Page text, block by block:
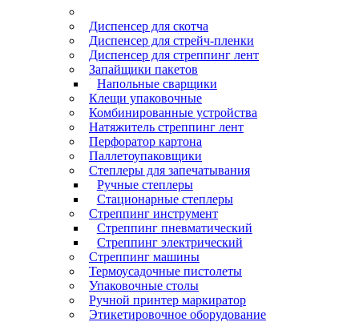
Диспенсер для скотча
Диспенсер для стрейч-пленки
Диспенсер для стреппинг лент
Запайщики пакетов
Напольные сварщики
Клещи упаковочные
Комбинированные устройства
Натяжитель стреппинг лент
Перфоратор картона
Паллетоупаковщики
Степлеры для запечатывания
Ручные степлеры
Стационарные степлеры
Стреппинг инструмент
Стреппинг пневматический
Стреппинг электрический
Стреппинг машины
Термоусадочные пистолеты
Упаковочные столы
Ручной принтер маркиратор
Этикетировочное оборудование